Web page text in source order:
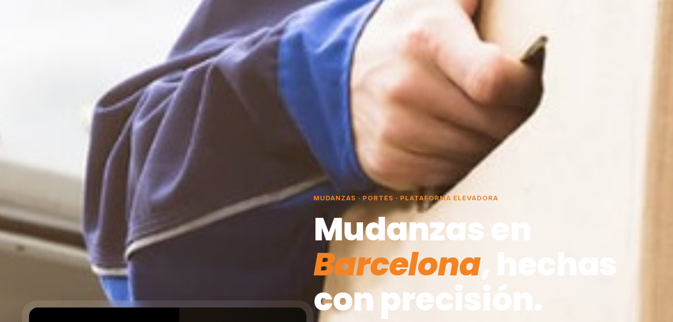
MUDANZAS · PORTES · PLATAFORMA ELEVADORA
Mudanzas en
Barcelona, hechas
con precisión.